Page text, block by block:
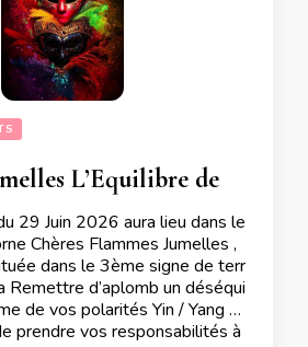
29 Juin 2026 aura lieu dans le
Chères Flammes Jumelles ,
dans le 3ème signe de terr
Remettre d’aplomb un déséqui
de vos polarités Yin / Yang V
prendre vos responsabilités à